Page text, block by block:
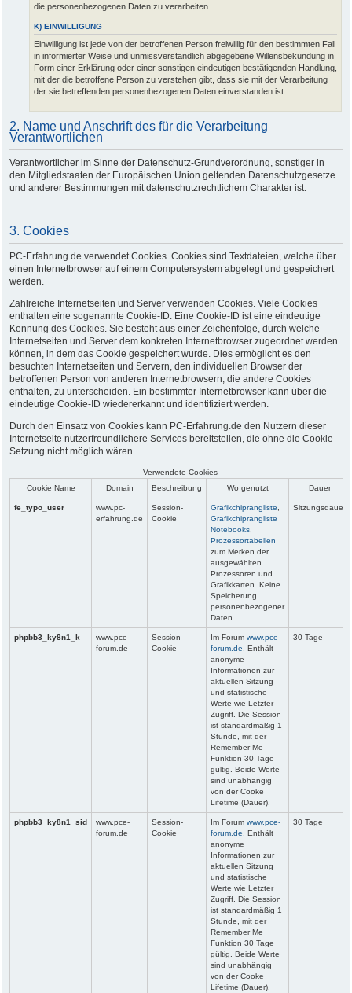
die personenbezogenen Daten zu verarbeiten.
K) EINWILLIGUNG
Einwilligung ist jede von der betroffenen Person freiwillig für den bestimmten Fall
in informierter Weise und unmissverständlich abgegebene Willensbekundung in
Form einer Erklärung oder einer sonstigen eindeutigen bestätigenden Handlung,
mit der die betroffene Person zu verstehen gibt, dass sie mit der Verarbeitung
der sie betreffenden personenbezogenen Daten einverstanden ist.
2. Name und Anschrift des für die Verarbeitung
Verantwortlichen
Verantwortlicher im Sinne der Datenschutz-Grundverordnung, sonstiger in
den Mitgliedstaaten der Europäischen Union geltenden Datenschutzgesetze
und anderer Bestimmungen mit datenschutzrechtlichem Charakter ist:
3. Cookies
PC-Erfahrung.de verwendet Cookies. Cookies sind Textdateien, welche über
einen Internetbrowser auf einem Computersystem abgelegt und gespeichert
werden.
Zahlreiche Internetseiten und Server verwenden Cookies. Viele Cookies
enthalten eine sogenannte Cookie-ID. Eine Cookie-ID ist eine eindeutige
Kennung des Cookies. Sie besteht aus einer Zeichenfolge, durch welche
Internetseiten und Server dem konkreten Internetbrowser zugeordnet werden
können, in dem das Cookie gespeichert wurde. Dies ermöglicht es den
besuchten Internetseiten und Servern, den individuellen Browser der
betroffenen Person von anderen Internetbrowsern, die andere Cookies
enthalten, zu unterscheiden. Ein bestimmter Internetbrowser kann über die
eindeutige Cookie-ID wiedererkannt und identifiziert werden.
Durch den Einsatz von Cookies kann PC-Erfahrung.de den Nutzern dieser
Internetseite nutzerfreundlichere Services bereitstellen, die ohne die Cookie-
Setzung nicht möglich wären.
Verwendete Cookies
Cookie Name
Domain Beschreibung Wo genutzt Dauer
fe_typo_user
www.pc-
erfahrung.de
Session-
Cookie
Grafikchiprangliste
Grafikchiprangliste
Notebooks
Prozessortabellen
zum Merken der
ausgewählten
Prozessoren und
Grafikkarten. Keine
Speicherung
personenbezogener
Daten.
Sitzungsdauer
phpbb3_ky8n1_k
www.pce-
forum.de
Session-
Cookie
Im Forum www.pce-
forum.de.
Enthält
anonyme
Informationen zur
aktuellen Sitzung
und statistische
Werte wie Letzter
Zugriff. Die Session
ist standardmäßig 1
Stunde, mit der
Remember Me
Funktion 30 Tage
gültig. Beide Werte
sind unabhängig
von der Cooke
Lifetime (Dauer).
30 Tage
phpbb3_ky8n1_sid
www.pce-
forum.de
Session-
Cookie
Im Forum www.pce-
forum.de.
Enthält
anonyme
Informationen zur
aktuellen Sitzung
und statistische
Werte wie Letzter
Zugriff. Die Session
ist standardmäßig 1
Stunde, mit der
Remember Me
Funktion 30 Tage
gültig. Beide Werte
sind unabhängig
von der Cooke
Lifetime (Dauer).
30 Tage